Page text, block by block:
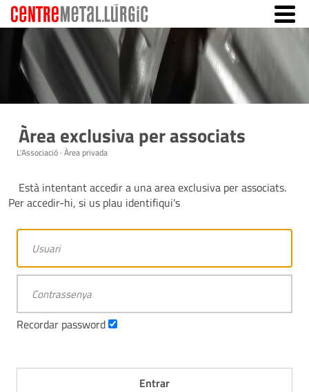
Àrea exclusiva per associats
L'Associació · Àrea privada
Està intentant accedir a una area exclusiva per associats.
Per accedir-hi, si us plau identifiqui's
Recordar password